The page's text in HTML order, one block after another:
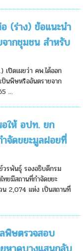
(ร่าง) ข้อแนะนำ
จากชุมชน สำหรับ
ปิดเผยว่า คพ.ได้ออก
ป็นพิษหรืออันตรายจาก
...
ให้ อปท. ยก
จัดขยะมูลฝอยที่
วรพันธุ์ รองอธิบดีกรม
ยมีสถานที่กำจัดขยะ
น 2,074 แห่ง เป็นสถานที่
พิษตรวจสอบ